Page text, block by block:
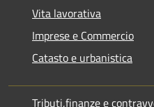
Vita lavorativa
Imprese e Commercio
Catasto e urbanistica
Tributi,finanze e